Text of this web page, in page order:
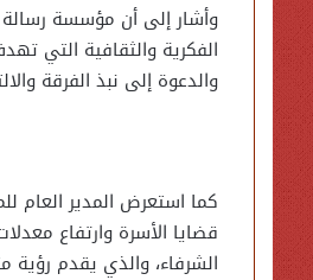
وأشار إلى أن مؤسسة
الفكرية والثقافية التي
والدعوة إلى نبذ الفرقة
كما استعرض المدير العام
قضايا الأسرة وارتفاع
الشرفاء، والذي يقدم رؤية